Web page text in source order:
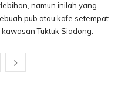
namun inilah yang
pub atau kafe setempat.
Tuktuk Siadong.